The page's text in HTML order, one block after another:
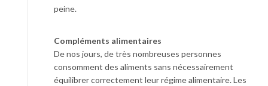
peine.
Compléments alimentaires
De nos jours, de très nombreuses personnes
consomment des aliments sans nécessairement
équilibrer correctement leur régime alimentaire. Les